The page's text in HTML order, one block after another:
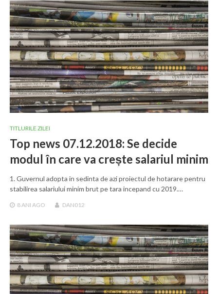
TITLURILE ZILEI
Top news 07.12.2018: Se decide
modul în care va crește salariul minim
1. Guvernul adopta in sedinta de azi proiectul de hotarare pentru
stabilirea salariului minim brut pe tara incepand cu 2019.…
8 ANI AGO DAN012